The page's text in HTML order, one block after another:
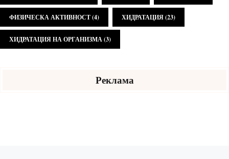
ФИЗИЧЕСКА АКТИВНОСТ(4) ХИДРАТАЦИЯ(23)
ХИДРАТАЦИЯ НА ОРГАНИЗМА(3)
Реклама